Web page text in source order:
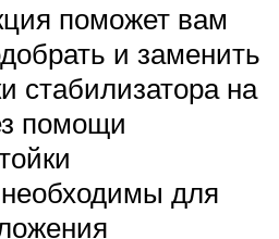
поможет вам
и заменить
стабилизатора на
помощи
для